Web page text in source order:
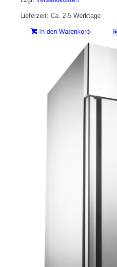
Lieferzeit: Ca. 2-5 Werktage
In den Warenkorb